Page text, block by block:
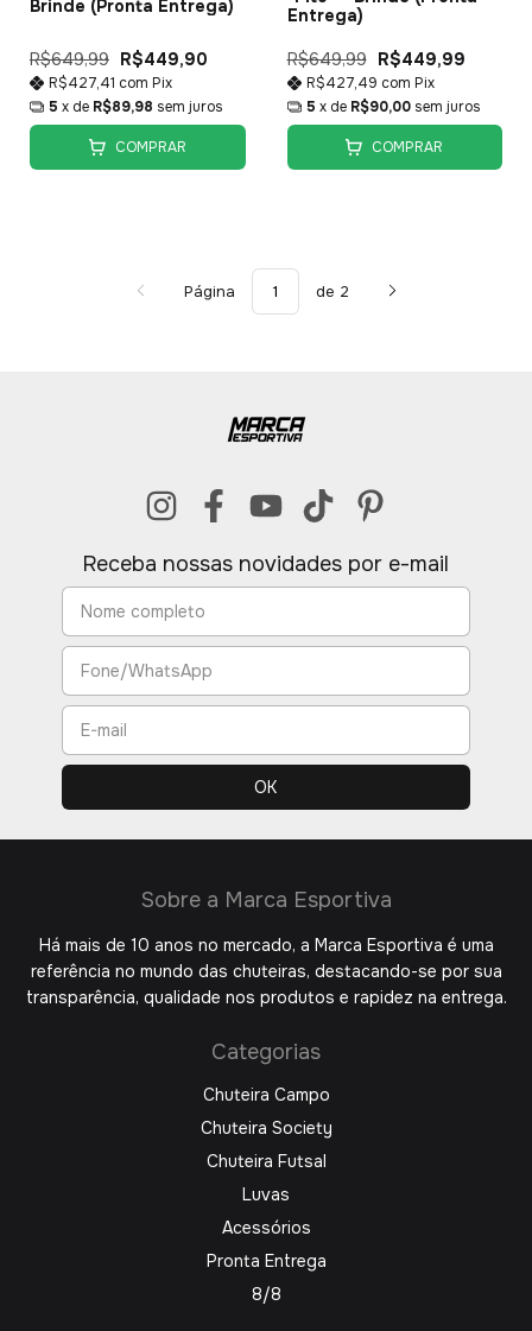
Brinde (Pronta Entrega)
R$649,99 R$449,90
R$427,41 com Pix
5 x de R$89,98 sem juros
COMPRAR
Entrega)
R$649,99 R$449,99
R$427,49 com Pix
5 x de R$90,00 sem juros
COMPRAR
Página de 2
Receba nossas novidades por e-mail
Sobre a Marca Esportiva
Há mais de 10 anos no mercado, a Marca Esportiva é uma
referência no mundo das chuteiras, destacando-se por sua
transparência, qualidade nos produtos e rapidez na entrega.
Categorias
Chuteira Campo
Chuteira Society
Chuteira Futsal
Luvas
Acessórios
Pronta Entrega
8/8